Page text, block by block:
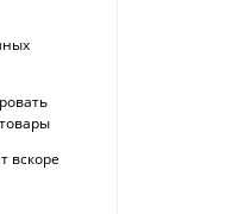
вскоре